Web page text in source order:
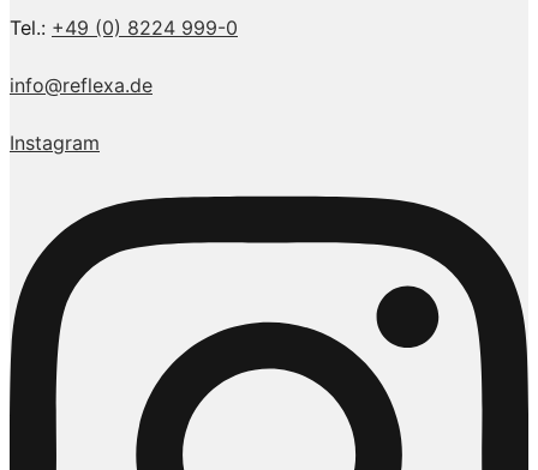
Tel.: +49 (0) 8224 999-0
info@reflexa.de
Instagram